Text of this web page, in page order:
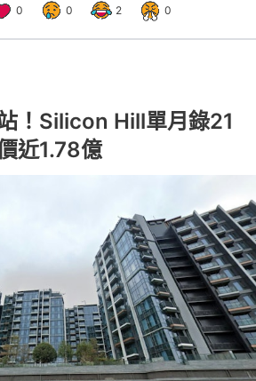
0 0 2 0
！Silicon Hill單月錄21
近1.78億